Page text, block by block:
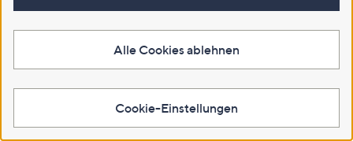
Alle Cookies ablehnen
Cookie-Einstellungen